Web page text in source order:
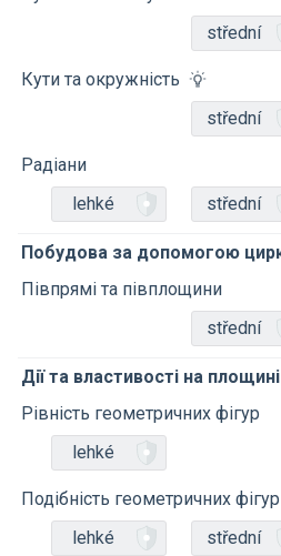
střední
Кути та окружність
střední
Радіани
lehké
střední
Побудова за допомогою
Півпрямі та півплощини
střední
Дії та властивості на площині
Рівність геометричних фігур
lehké
Подібність геометричних фігур
lehké
střední